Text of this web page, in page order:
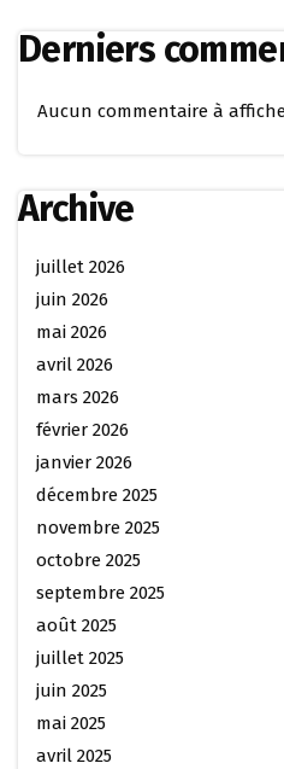
Derniers
Aucun commentaire à
Archive
juillet 2026
juin 2026
mai 2026
avril 2026
mars 2026
février 2026
janvier 2026
décembre 2025
novembre 2025
octobre 2025
septembre 2025
août 2025
juillet 2025
juin 2025
mai 2025
avril 2025